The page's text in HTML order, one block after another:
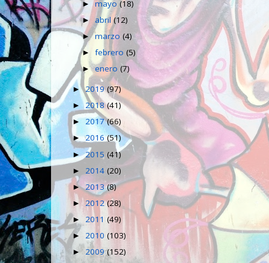
►mayo(18)
►abril(12)
►marzo(4)
►febrero(5)
►enero(7)
►2019(97)
►2018(41)
► 2017(66)
►2016(51)
►2015 (41)
► 2014 (20)
►2013(8)
► 2012(28)
► 2011 (49)
► 2010 (103)
► 2009(152)